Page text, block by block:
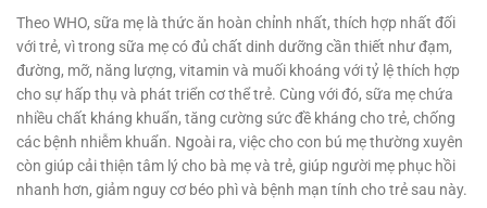
Theo WHO, sữa mẹ là thức ăn hoàn chỉnh nhất, thích hợp nhất đối
với trẻ, vì trong sữa mẹ có đủ chất dinh dưỡng cần thiết như đạm,
đường, mỡ, năng lượng, vitamin và muối khoáng với tỷ lệ thích hợp
cho sự hấp thụ và phát triển cơ thể trẻ. Cùng với đó, sữa mẹ chứa
nhiều chất kháng khuẩn, tăng cường sức đề kháng cho trẻ, chống
các bệnh nhiễm khuẩn. Ngoài ra, việc cho con bú mẹ thường xuyên
còn giúp cải thiện tâm lý cho bà mẹ và trẻ, giúp người mẹ phục hồi
nhanh hơn, giảm nguy cơ béo phì và bệnh mạn tính cho trẻ sau này.